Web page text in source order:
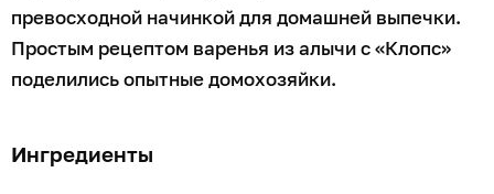
превосходной начинкой для домашней выпечки.
Простым рецептом варенья из алычи с «Клопс»
поделились опытные домохозяйки.
Ингредиенты